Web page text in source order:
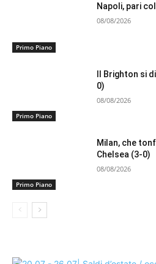
Primo Piano
Napoli, pari
08/08/2026
Primo Piano
Il Brighton si
0)
08/08/2026
Primo Piano
Milan, che
Chelsea (3-0)
08/08/2026